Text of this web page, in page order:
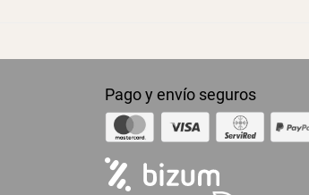
Pago y envío seguros